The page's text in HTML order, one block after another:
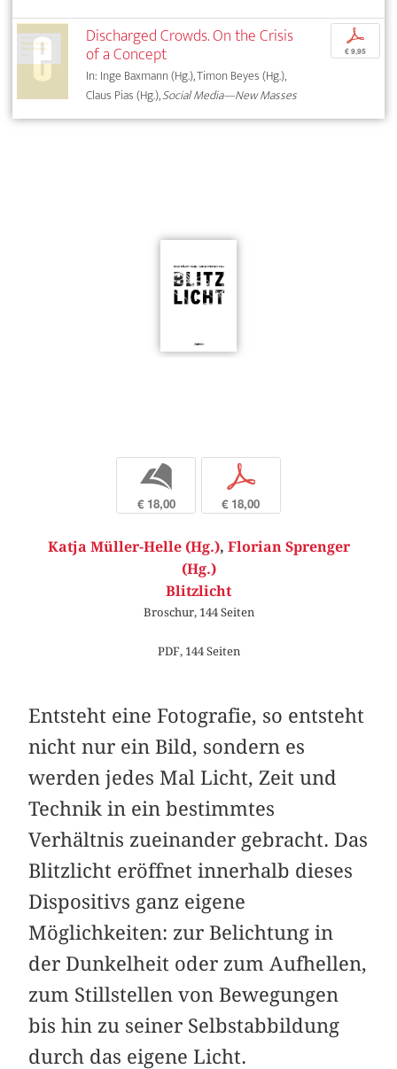
Discharged Crowds. On the Crisis
of a Concept
In: Inge Baxmann (Hg.), Timon Beyes (Hg.),
Claus Pias (Hg.),Social Media—New Masses
p
€ 9,95
b
€ 18,00
p
€ 18,00
Katja Müller-Helle (Hg.), Florian Sprenger
(Hg.)
Blitzlicht
Broschur, 144 Seiten
PDF, 144 Seiten
Entsteht eine Fotografie, so entsteht
nicht nur ein Bild, sondern es
werden jedes Mal Licht, Zeit und
Technik in ein bestimmtes
Verhältnis zueinander gebracht. Das
Blitzlicht eröffnet innerhalb dieses
Dispositivs ganz eigene
Möglichkeiten: zur Belichtung in
der Dunkelheit oder zum Aufhellen,
zum Stillstellen von Bewegungen
bis hin zu seiner Selbstabbildung
durch das eigene Licht.